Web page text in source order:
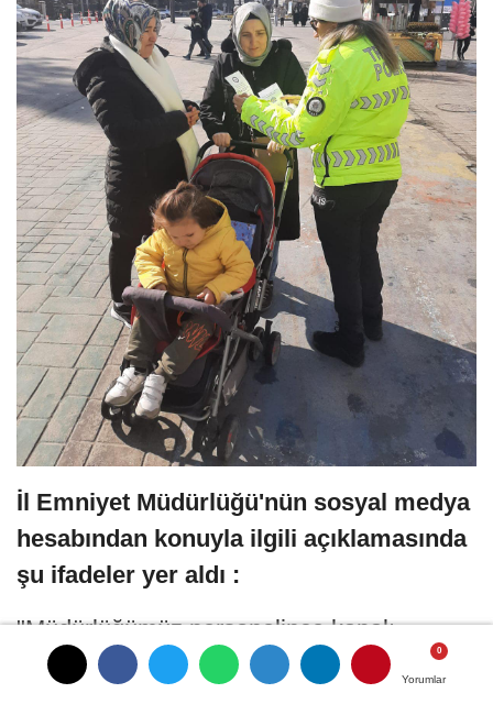
Yorumlar
Yorumlar
İl Emniyet Müdürlüğü'nün sosyal medya
hesabından konuyla ilgili açıklamasında
şu ifadeler yer aldı :
"Müdürlüğümüz personelince kapalı
caddede motosiklet , skuter ve bisiklet